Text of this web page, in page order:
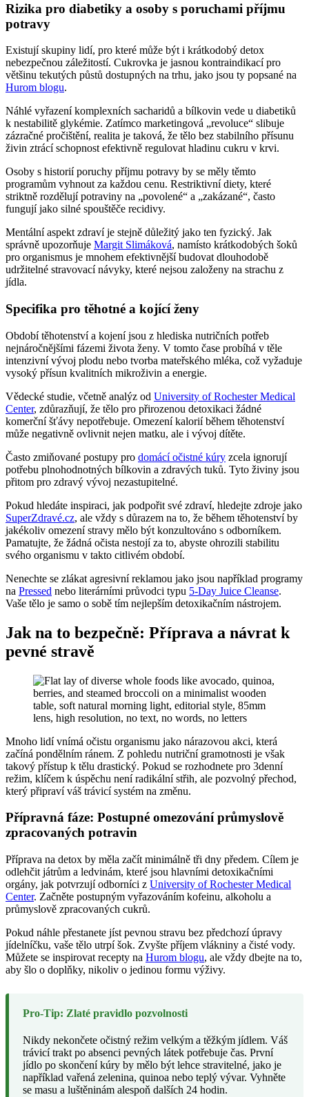
Rizika pro diabetiky a osoby s poruchami příjmu
potravy
Existují skupiny lidí, pro které může být i krátkodobý detox
nebezpečnou záležitostí. Cukrovka je jasnou kontraindikací pro
většinu tekutých půstů dostupných na trhu, jako jsou ty popsané na
Hurom blogu.
Náhlé vyřazení komplexních sacharidů a bílkovin vede u diabetiků
k nestabilitě glykémie. Zatímco marketingová „revoluce“ slibuje
zázračné pročištění, realita je taková, že tělo bez stabilního přísunu
živin ztrácí schopnost efektivně regulovat hladinu cukru v krvi.
Osoby s historií poruchy příjmu potravy by se měly těmto
programům vyhnout za každou cenu. Restriktivní diety, které
striktně rozdělují potraviny na „povolené“ a „zakázané“, často
fungují jako silné spouštěče recidivy.
Mentální aspekt zdraví je stejně důležitý jako ten fyzický. Jak
správně upozorňuje Margit Slimáková, namísto krátkodobých šoků
pro organismus je mnohem efektivnější budovat dlouhodobě
udržitelné stravovací návyky, které nejsou založeny na strachu z
jídla.
Specifika pro těhotné a kojící ženy
Období těhotenství a kojení jsou z hlediska nutričních potřeb
nejnáročnějšími fázemi života ženy. V tomto čase probíhá v těle
intenzivní vývoj plodu nebo tvorba mateřského mléka, což vyžaduje
vysoký přísun kvalitních mikroživin a energie.
Vědecké studie, včetně analýz od University of Rochester Medical
Center, zdůrazňují, že tělo pro přirozenou detoxikaci žádné
komerční šťávy nepotřebuje. Omezení kalorií během těhotenství
může negativně ovlivnit nejen matku, ale i vývoj dítěte.
Často zmiňované postupy pro domácí očistné kúry zcela ignorují
potřebu plnohodnotných bílkovin a zdravých tuků. Tyto živiny jsou
přitom pro zdravý vývoj nezastupitelné.
Pokud hledáte inspiraci, jak podpořit své zdraví, hledejte zdroje jako
SuperZdravé.cz, ale vždy s důrazem na to, že během těhotenství by
jakékoliv omezení stravy mělo být konzultováno s odborníkem.
Pamatujte, že žádná očista nestojí za to, abyste ohrozili stabilitu
svého organismu v takto citlivém období.
Nenechte se zlákat agresivní reklamou jako jsou například programy
na Pressed nebo literárními průvodci typu 5-Day Juice Cleanse.
Vaše tělo je samo o sobě tím nejlepším detoxikačním nástrojem.
Jak na to bezpečně: Příprava a návrat k
pevné stravě
Mnoho lidí vnímá očistu organismu jako nárazovou akci, která
začíná pondělním ránem. Z pohledu nutriční gramotnosti je však
takový přístup k tělu drastický. Pokud se rozhodnete pro 3denní
režim, klíčem k úspěchu není radikální střih, ale pozvolný přechod,
který připraví váš trávicí systém na změnu.
Přípravná fáze: Postupné omezování průmyslově
zpracovaných potravin
Příprava na detox by měla začít minimálně tři dny předem. Cílem je
odlehčit játrům a ledvinám, které jsou hlavními detoxikačními
orgány, jak potvrzují odborníci z University of Rochester Medical
Center. Začněte postupným vyřazováním kofeinu, alkoholu a
průmyslově zpracovaných cukrů.
Pokud náhle přestanete jíst pevnou stravu bez předchozí úpravy
jídelníčku, vaše tělo utrpí šok. Zvyšte příjem vlákniny a čisté vody.
Můžete se inspirovat recepty na Hurom blogu, ale vždy dbejte na to,
aby šlo o doplňky, nikoliv o jedinou formu výživy.
Pro-Tip: Zlaté pravidlo pozvolnosti
Nikdy nekončete očistný režim velkým a těžkým jídlem. Váš
trávicí trakt po absenci pevných látek potřebuje čas. První
jídlo po skončení kúry by mělo být lehce stravitelné, jako je
například vařená zelenina, quinoa nebo teplý vývar. Vyhněte
se masu a luštěninám alespoň dalších 24 hodin.